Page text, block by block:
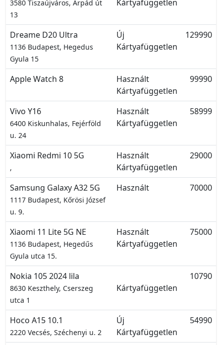
3580 Tiszaújváros, Árpád út
13
Kártyafüggetlen
Dreame D20 Ultra
1136 Budapest, Hegedus
Gyula 15
Új
Kártyafüggetlen
129990
Apple Watch 8
Használt
Kártyafüggetlen
99990
Vivo Y16
6400 Kiskunhalas, Fejérföld
u. 24
Használt
Kártyafüggetlen
58999
Xiaomi Redmi 10 5G
,
Használt
Kártyafüggetlen
29000
Samsung Galaxy A32 5G
1117 Budapest, Kőrösi József
u. 9.
Használt 70000
Xiaomi 11 Lite 5G NE
1136 Budapest, Hegedűs
Gyula utca 15.
Használt
Kártyafüggetlen
75000
Nokia 105 2024 lila
8630 Keszthely, Cserszeg
utca 1
Kártyafüggetlen
10790
Hoco A15 10.1
2220 Vecsés, Széchenyi u. 2
Új
Kártyafüggetlen
54990